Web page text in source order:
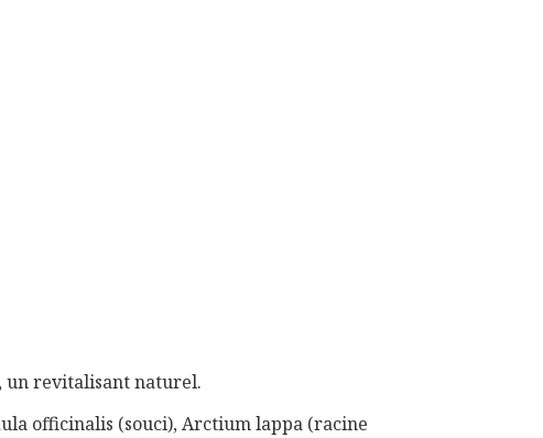
un revitalisant naturel.
officinalis (souci), Arctium lappa (racine